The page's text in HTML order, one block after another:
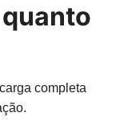
completa